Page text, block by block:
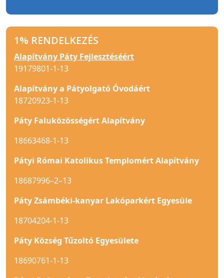
1% RENDELKEZÉS
Alapítvány Páty Fejlesztéséért
19179801-1-13
Alapítvány a Pátyolgató Óvodáért
18720923-1-13
Páty Faluközösségért Alapítvány
18663468-1-13
Pátyi Római Katolikus Templomért Alapítvány
18687996–2–13
Páty Zsámbéki-kanyar Lakóparkért Egyesüle
18704204-1-13
Páty Község Tűzoltó Egyesülete
18690761-1-13